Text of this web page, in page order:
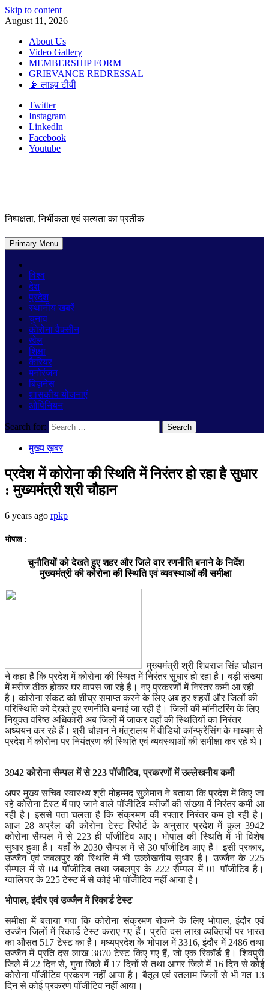
Skip to content
August 11, 2026
About Us
Video Gallery
MEMBERSHIP FORM
GRIEVANCE REDRESSAL
📡 लाइव टीवी
Twitter
Instagram
Linkedln
Facebook
Youtube
निष्पक्षता, निर्भीकता एवं सत्यता का प्रतीक
Primary Menu
विश्व
देश
प्रदेश
स्थानीय खबरें
चुनाव
कोरोना वैक्सीन
खेल
शिक्षा
कैरियर
मनोरंजन
बिज़नेस
शासकीय योजनाएं
ओपिनियन
Search for:
मुख्य ख़बर
प्रदेश में कोरोना की स्थिति में निरंतर हो रहा है सुधार
: मुख्यमंत्री श्री चौहान
6 years ago rpkp
भोपाल :
चुनौतियों को देखते हुए शहर और जिले वार रणनीति बनाने के निर्देश
मुख्यमंत्री की कोरोना की स्थिति एवं व्यवस्थाओं की समीक्षा
मुख्यमंत्री श्री शिवराज सिंह चौहान
ने कहा है कि प्रदेश में कोरोना की स्थित में निरंतर सुधार हो रहा है। बड़ी संख्या
में मरीज ठीक होकर घर वापस जा रहे हैं। नए प्रकरणों में निरंतर कमी आ रही
है। कोरोना संकट को शीघ्र समाप्त करने के लिए अब हर शहरों और जिलों की
परिस्थिति को देखते हुए रणनीति बनाई जा रही है। जिलों की मॉनीटरिंग के लिए
नियुक्त वरिष्ठ अधिकारी अब जिलों में जाकर वहाँ की स्थितियों का निरंतर
अध्ययन कर रहे हैं। श्री चौहान ने मंत्रालय में वीडियो कॉन्फ्रेंसिंग के माध्यम से
प्रदेश में कोरोना पर नियंत्रण की स्थिति एवं व्यवस्थाओं की समीक्षा कर रहे थे।
3942 कोरोना सैम्पल में से 223 पॉजीटिव,प्रकरणों में उल्लेखनीय कमी
अपर मुख्य सचिव स्वास्थ्य श्री मोहम्मद सुलेमान ने बताया कि प्रदेश में किए जा
रहे कोरोना टैस्ट में पाए जाने वाले पॉजीटिव मरीजों की संख्या में निरंतर कमी आ
रही है। इससे पता चलता है कि संक्रमण की रफ्तार निरंतर कम हो रही है।
आज 28 अप्रैल की कोरोना टेस्ट रिपोर्ट के अनुसार प्रदेश में कुल 3942
कोरोना सैम्पल में से 223 ही पॉजीटिव आए। भोपाल की स्थिति में भी विशेष
सुधार हुआ है। यहाँ के 2030 सैम्पल में से 30 पॉजीटिव आए हैं। इसी प्रकार,
उज्जैन एवं जबलपुर की स्थिति में भी उल्लेखनीय सुधार है। उज्जैन के 225
सैम्पल में से 04 पॉजीटिव तथा जबलपुर के 222 सैम्पल में 01 पॉजीटिव है।
ग्वालियर के 225 टेस्ट में से कोई भी पॉजीटिव नहीं आया है।
भोपाल,इंदौर एवं उज्जैन में रिकार्ड टेस्ट
समीक्षा में बताया गया कि कोरोना संक्रमण रोकने के लिए भोपाल, इंदौर एवं
उज्जैन जिलों में रिकार्ड टेस्ट कराए गए हैं। प्रति दस लाख व्यक्तियों पर भारत
का औसत 517 टेस्ट का है। मध्यप्रदेश के भोपाल में 3316, इंदौर में 2486 तथा
उज्जैन में प्रति दस लाख 3870 टेस्ट किए गए हैं, जो एक रिकॉर्ड है। शिवपुरी
जिले में 22 दिन से, गुना जिले में 17 दिनों से तथा आगर जिले में 16 दिन से कोई
कोरोना पॉजीटिव प्रकरण नहीं आया है। बैतूल एवं रतलाम जिलों से भी गत 13
दिन से कोई प्रकरण पॉजीटिव नहीं आया।